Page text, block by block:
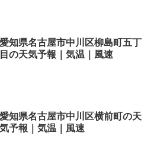
愛知県名古屋市中川区柳島町五丁
目の天気予報｜気温｜風速
愛知県名古屋市中川区横前町の天
気予報｜気温｜風速